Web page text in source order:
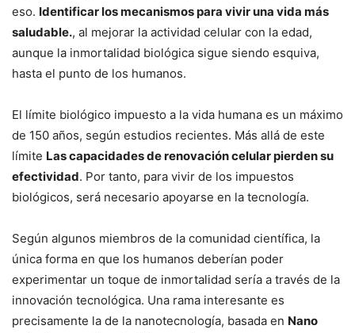
eso. Identificar los mecanismos para vivir una vida más
saludable., al mejorar la actividad celular con la edad,
aunque la inmortalidad biológica sigue siendo esquiva,
hasta el punto de los humanos.
El límite biológico impuesto a la vida humana es un máximo
de 150 años, según estudios recientes. Más allá de este
límite Las capacidades de renovación celular pierden su
efectividad. Por tanto, para vivir de los impuestos
biológicos, será necesario apoyarse en la tecnología.
Según algunos miembros de la comunidad científica, la
única forma en que los humanos deberían poder
experimentar un toque de inmortalidad sería a través de la
innovación tecnológica. Una rama interesante es
precisamente la de la nanotecnología, basada en Nano